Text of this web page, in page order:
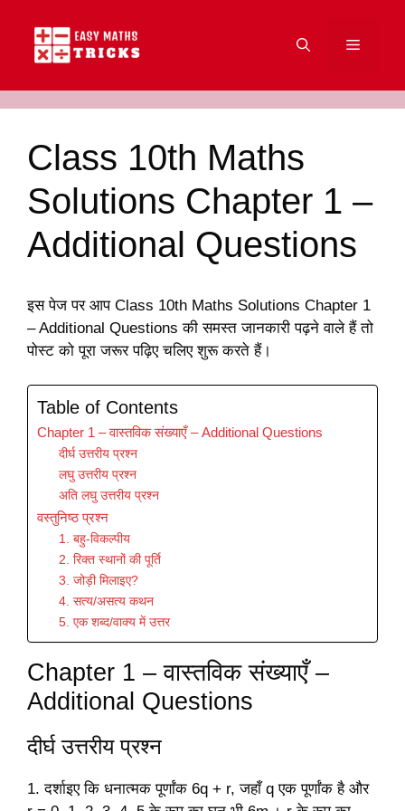
content
Menu
Class 10th Maths
Solutions Chapter 1 –
Additional Questions
इस पेज पर आप Class 10th Maths Solutions Chapter 1
– Additional Questions की समस्त जानकारी पढ़ने वाले हैं तो
पोस्ट को पूरा जरूर पढ़िए चलिए शुरू करते हैं।
Table of Contents
Chapter 1 – वास्तविक संख्याएँ – Additional Questions
दीर्घ उत्तरीय प्रश्न
लघु उत्तरीय प्रश्न
अति लघु उत्तरीय प्रश्न
वस्तुनिष्ठ प्रश्न
1. बहु-विकल्पीय
2. रिक्त स्थानों की पूर्ति
3. जोड़ी मिलाइए?
4. सत्य/असत्य कथन
5. एक शब्द/वाक्य में उत्तर
Chapter 1 – वास्तविक संख्याएँ –
Additional Questions
दीर्घ उत्तरीय प्रश्न
1. दर्शाइए कि धनात्मक पूर्णांक 6q + r, जहाँ q एक पूर्णांक है और